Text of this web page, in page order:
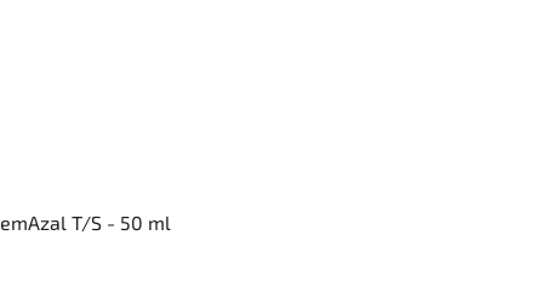
T/S - 50 ml